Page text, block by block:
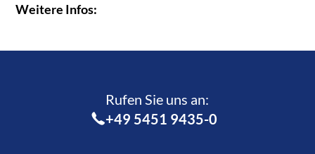
Weitere Infos:
Rufen Sie uns an:­
+49 5451 9435-0